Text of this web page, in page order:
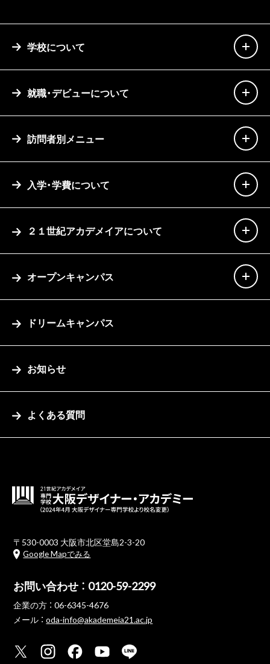
学校について
就職・デビューについて
訪問者別メニュー
入学・学費について
２１世紀アカデメイアについて
オープンキャンパス
ドリームキャンパス
お知らせ
よくある質問
〒530-0003 大阪市北区堂島2-3-20
Google Mapでみる
お問い合わせ ： 0120-59-2299
企業の方 ： 06-6345-4676
メール ：oda-info@akademeia21.ac.jp